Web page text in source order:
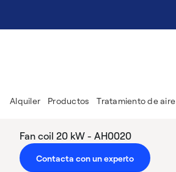
Alquiler Productos Tratamiento de aire
Fan coil 20 kW - AH0020
Contacta con un experto